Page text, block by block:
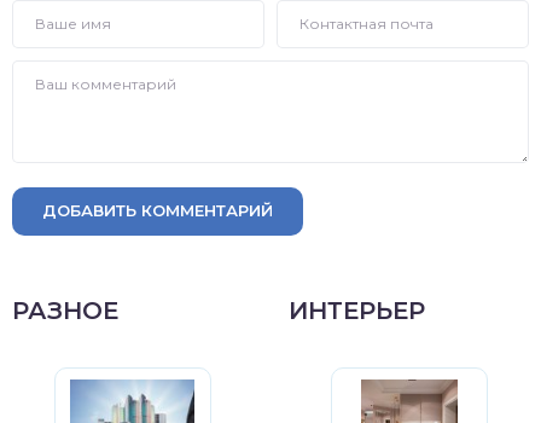
ДОБАВИТЬ КОММЕНТАРИЙ
РАЗНОЕ ИНТЕРЬЕР